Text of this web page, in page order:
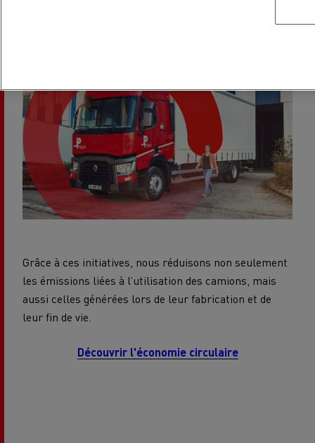
Grâce à ces initiatives, nous réduisons non seulement
les émissions liées à l’utilisation des camions, mais
aussi celles générées lors de leur fabrication et de
leur fin de vie.
Découvrir l'économie circulaire